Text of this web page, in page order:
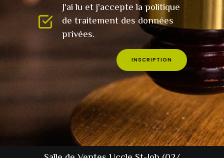
J'ai lu et j'accepte la politique
de traitement des données
privées.
INSCRIPTION